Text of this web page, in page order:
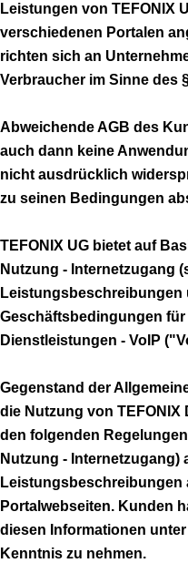
Leistungen von TEFONIX
verschiedenen Portalen
richten sich an
Verbraucher im Sinne des
Abweichende AGB des
auch dann keine
nicht ausdrücklich
zu seinen Bedingungen
TEFONIX UG bietet auf
Nutzung - Internetzugang
Leistungsbeschreibungen
Geschäftsbedingungen
Dienstleistungen - VoIP
Gegenstand der
die Nutzung von
den folgenden
Nutzung - Internetzugang)
Leistungsbeschreibungen
Portalwebseiten. Kunden
diesen Informationen
Kenntnis zu nehmen.